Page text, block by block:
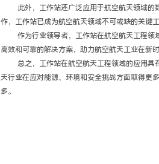
此外，工作站还广泛应用于航空航天领域
作，工作站已成为航空航天领域不可或缺的关键
作为行业领导者，工作站在航空航天工程
高效和可靠的解决方案，助力航空航天工业在新
总之，工作站在航空航天工程领域的应用
天行业在应对能源、环境和安全挑战方面取得更
多。